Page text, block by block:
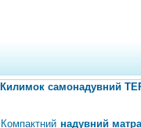
Килимок самонадувний
Компактний надувний